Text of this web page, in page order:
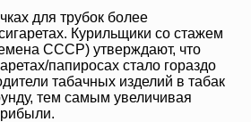
для трубок более
Курильщики со стажем
СССР) утверждают, что
папиросах стало гораздо
табачных изделий в табак
тем самым увеличивая